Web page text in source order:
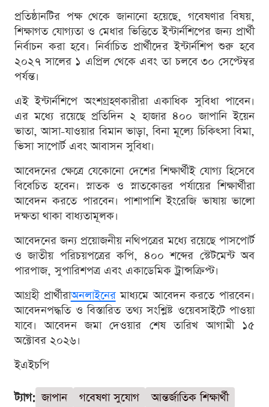
প্রতিষ্ঠানটির পক্ষ থেকে জানানো হয়েছে, গবেষণার বিষয়,
শিক্ষাগত যোগ্যতা ও মেধার ভিত্তিতে ইন্টার্নশিপের জন্য প্রার্থী
নির্বাচন করা হবে। নির্বাচিত প্রার্থীদের ইন্টার্নশিপ শুরু হবে
২০২৭ সালের ১ এপ্রিল থেকে এবং তা চলবে ৩০ সেপ্টেম্বর
পর্যন্ত।
এই ইন্টার্নশিপে অংশগ্রহণকারীরা একাধিক সুবিধা পাবেন।
এর মধ্যে রয়েছে প্রতিদিন ২ হাজার ৪০০ জাপানি ইয়েন
ভাতা, আসা-যাওয়ার বিমান ভাড়া, বিনা মূল্যে চিকিৎসা বিমা,
ভিসা সাপোর্ট এবং আবাসন সুবিধা।
আবেদনের ক্ষেত্রে যেকোনো দেশের শিক্ষার্থীই যোগ্য হিসেবে
বিবেচিত হবেন। স্নাতক ও স্নাতকোত্তর পর্যায়ের শিক্ষার্থীরা
আবেদন করতে পারবেন। পাশাপাশি ইংরেজি ভাষায় ভালো
দক্ষতা থাকা বাধ্যতামূলক।
আবেদনের জন্য প্রয়োজনীয় নথিপত্রের মধ্যে রয়েছে পাসপোর্ট
ও জাতীয় পরিচয়পত্রের কপি, ৪০০ শব্দের স্টেটমেন্ট অব
পারপাজ, সুপারিশপত্র এবং একাডেমিক ট্রান্সক্রিপ্ট।
আগ্রহী প্রার্থীরাঅনলাইনেরমাধ্যমে আবেদন করতে পারবেন।
আবেদনপদ্ধতি ও বিস্তারিত তথ্য সংশ্লিষ্ট ওয়েবসাইটে পাওয়া
যাবে। আবেদন জমা দেওয়ার শেষ তারিখ আগামী ১৫
অক্টোবর ২০২৬।
ইএইচপি
ট্যাগ: জাপান গবেষণা সুযোগ আন্তর্জাতিক শিক্ষার্থী